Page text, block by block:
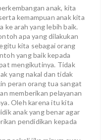
anak, kita
kemampuan anak kita
ke arah yang lebih baik.
apa yang dilakukan
kita sebagai orang
yang baik kepada
mengikutinya. Tidak
yang nakal dan tidak
peran orang tua sangat
memberikan pelayanan
Oleh karena itu kita
anak yang benar agar
pendidikan kepada